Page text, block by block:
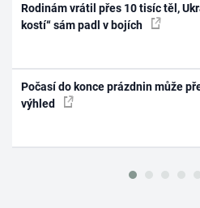
Rodinám vrátil přes 10 tisíc těl,
kostí“ sám padl v bojích
Počasí do konce prázdnin může
výhled